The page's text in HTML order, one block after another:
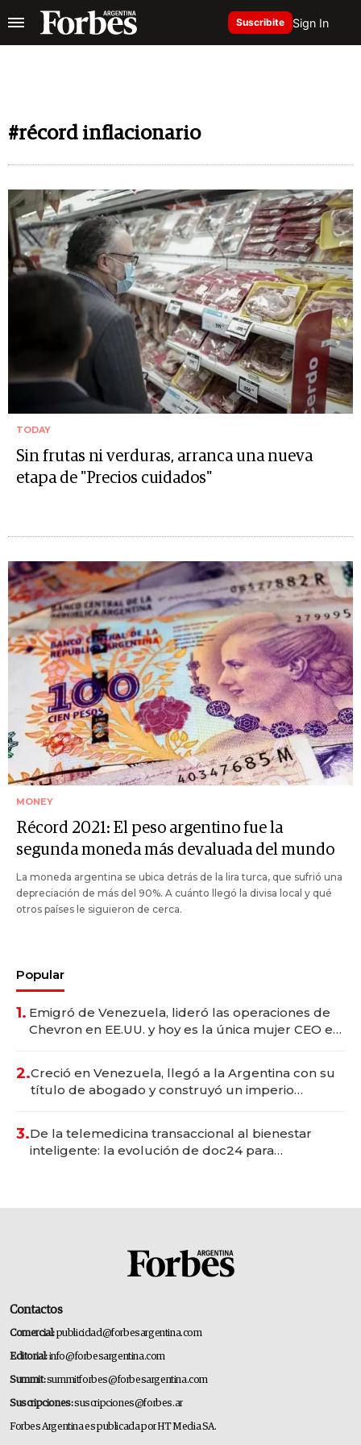
Suscribite Sign In
#récord inflacionario
TODAY
Sin frutas ni verduras, arranca una nueva
etapa de "Precios cuidados"
MONEY
Récord 2021: El peso argentino fue la
segunda moneda más devaluada del mundo
La moneda argentina se ubica detrás de la lira turca, que sufrió una
depreciación de más del 90%. A cuánto llegó la divisa local y qué
otros países le siguieron de cerca.
Popular
1. Emigró de Venezuela, lideró las operaciones de
Chevron en EE.UU. y hoy es la única mujer CEO en
2.Creció en Venezuela, llegó a la Argentina con su
título de abogado y construyó un imperio
3.De la telemedicina transaccional al bienestar
inteligente: la evolución de doc24 para
Contactos
Comercial:publicidad@forbesargentina.com
Editorial:info@forbesargentina.com
Summit:summitforbes@forbesargentina.com
Suscripciones:suscripciones@forbes.ar
Forbes Argentina es publicada por HT Media SA.